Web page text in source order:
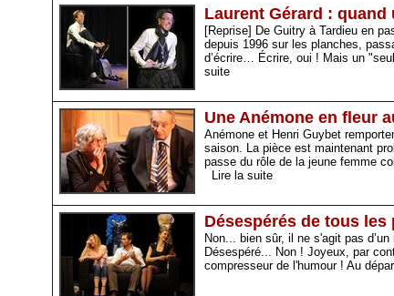
Laurent Gérard :
[Reprise] De Guitry à Tardieu en
depuis 1996 sur les planches,
d’écrire… Écrire, oui ! Mais un
suite
Une Anémone en fleur
Anémone et Henri Guybet
saison. La pièce est maintenant
passe du rôle de la jeune femme
Lire la suite
Désespérés de tous
Non... bien sûr, il ne s'agit pas
Désespéré... Non ! Joyeux, par
compresseur de l'humour ! Au